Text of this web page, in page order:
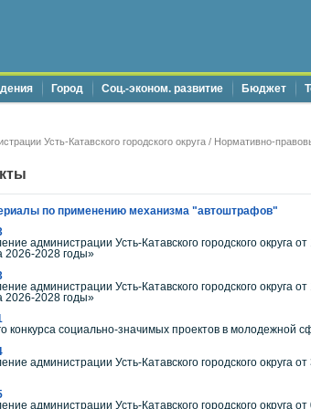
Город Соц.-эконом. развитие Бюджет
Усть-Катавского городского округа / Нормативно-
по применению механизма "автоштрафов"
администрации Усть-Катавского городского
2026-2028 годы»
администрации Усть-Катавского городского
2026-2028 годы»
конкурса социально-значимых проектов в молодежной
администрации Усть-Катавского городского
администрации Усть-Катавского городского округа